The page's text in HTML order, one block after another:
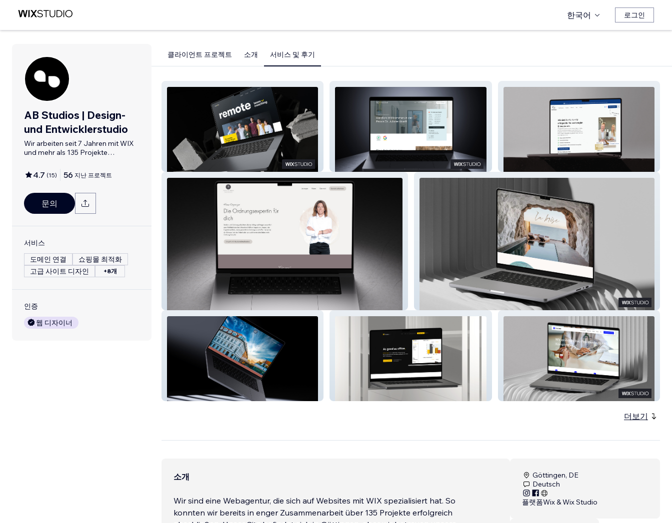
한국어 로그인
AB Studios | Design-
und Entwicklerstudio
Wir arbeiten seit 7 Jahren mit WIX
und mehr als 135 Projekte
4.7 (15) 56 지난 프로젝트
문의
서비스
도메인 연결
쇼핑몰 최적화
고급 사이트 디자인
+8개
인증
웹 디자이너
클라이언트 프로젝트 소개 서비스 및 후기
remotly JulianeVaudt
Patricia Brem
Bett & Buch Doctera
더보기
소개
Wir sind eine Webagentur, die sich auf Websites mit WIX spezialisiert hat. So
konnten wir bereits in enger Zusammenarbeit über 135 Projekte erfolgreich
Göttingen, DE
Deutsch
플랫폼Wix & Wix Studio